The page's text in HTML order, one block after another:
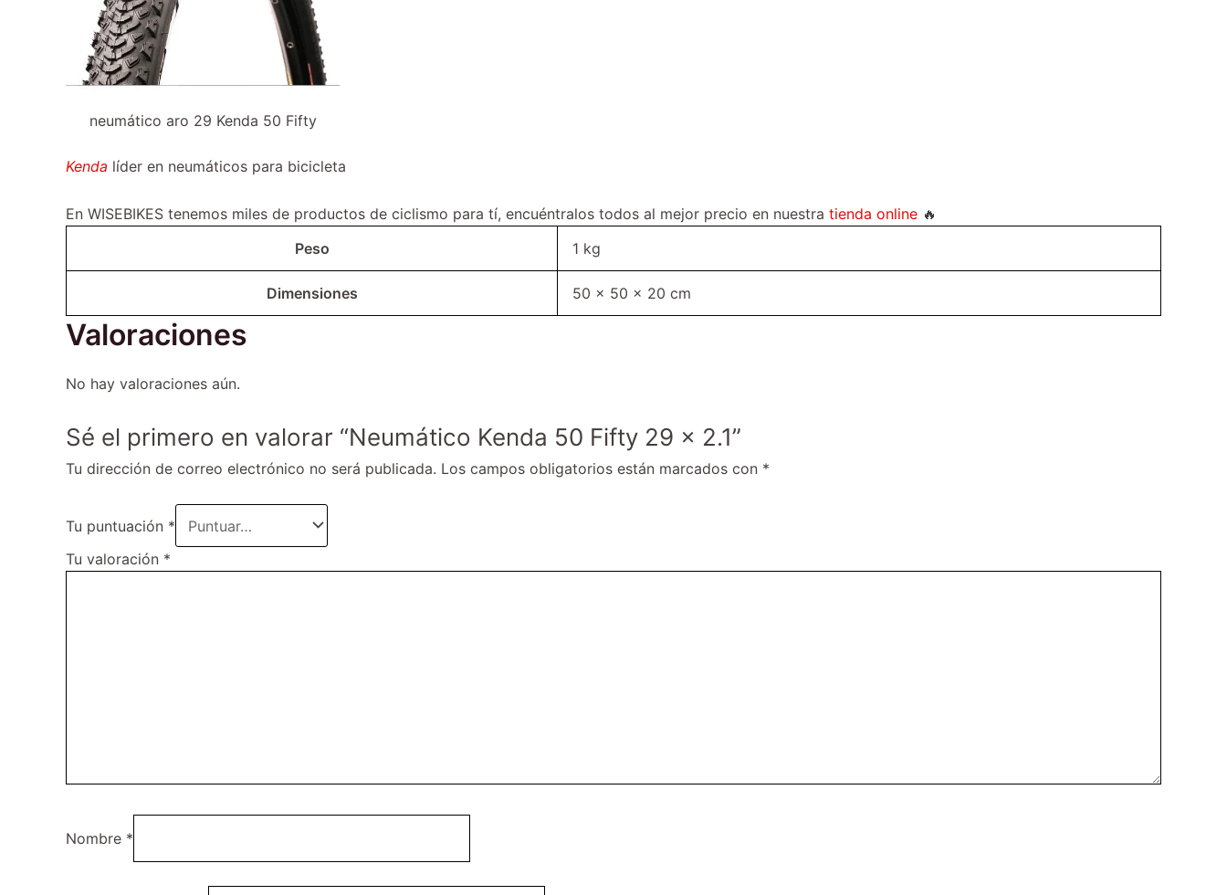
neumático aro 29 Kenda 50 Fifty
Kenda líder en neumáticos para bicicleta
En WISEBIKES tenemos miles de productos de ciclismo para tí, encuéntralos todos al mejor precio en nuestra tienda online 🔥
Peso
1 kg
Dimensiones 50 × 50 × 20 cm
Valoraciones
No hay valoraciones aún.
Sé el primero en valorar “Neumático Kenda 50 Fifty 29 x 2.1”
Tu dirección de correo electrónico no será publicada. Los campos obligatorios están marcados con *
Tu puntuación *
Tu valoración *
Nombre *